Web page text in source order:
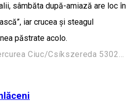
sâmbăta după-amiază are loc în
iar crucea și steagul
păstrate acolo.